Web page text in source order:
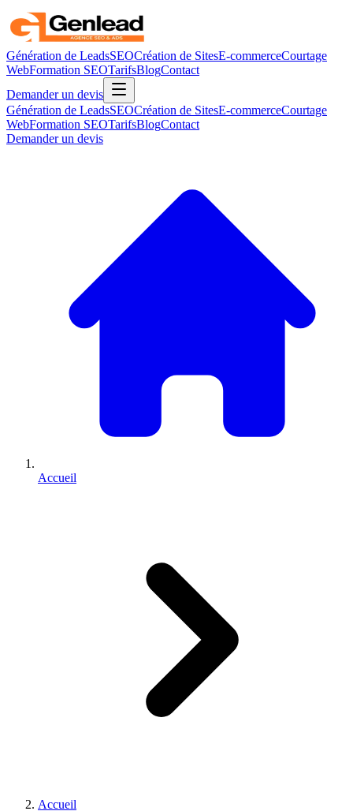
Génération de LeadsSEOCréation de SitesE-commerceCourtage
WebFormation SEOTarifsBlogContact
Demander un devis
Génération de LeadsSEOCréation de SitesE-commerceCourtage
WebFormation SEOTarifsBlogContact
Demander un devis
Accueil
Accueil